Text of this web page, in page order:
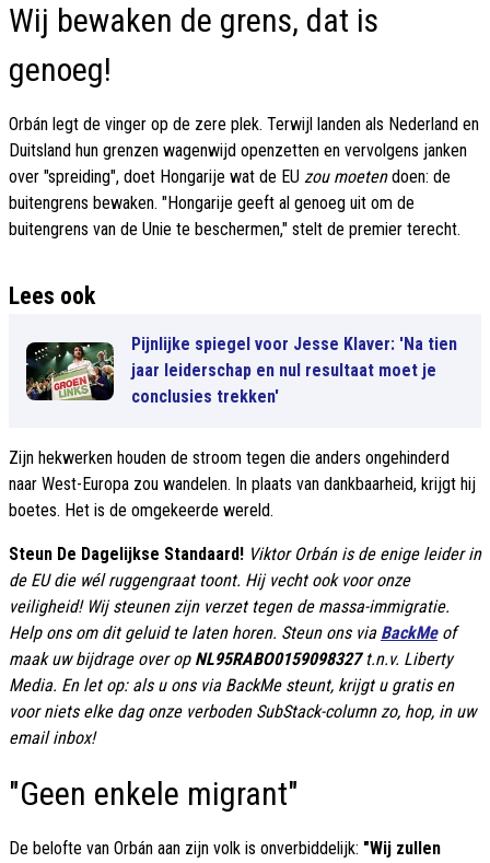
Wij bewaken de grens, dat is
genoeg!
Orbán legt de vinger op de zere plek. Terwijl landen als Nederland en
Duitsland hun grenzen wagenwijd openzetten en vervolgens janken
over "spreiding", doet Hongarije wat de EU zou moetendoen: de
buitengrens bewaken. "Hongarije geeft al genoeg uit om de
buitengrens van de Unie te beschermen," stelt de premier terecht.
Lees ook
Pijnlijke spiegel voor Jesse Klaver: 'Na tien
jaar leiderschap en nul resultaat moet je
conclusies trekken'
Zijn hekwerken houden de stroom tegen die anders ongehinderd
naar West-Europa zou wandelen. In plaats van dankbaarheid, krijgt hij
boetes. Het is de omgekeerde wereld.
Steun De Dagelijkse Standaard! Viktor Orbán is de enige leider in
de EU die wél ruggengraat toont. Hij vecht ook voor onze
veiligheid! Wij steunen zijn verzet tegen de massa-immigratie.
Help ons om dit geluid te laten horen. Steun ons via BackMeof
maak uw bijdrage over op NL95RABO0159098327t.n.v. Liberty
Media. En let op: als u ons via BackMe steunt, krijgt u gratis en
voor niets elke dag onze verboden SubStack-column zo, hop, in uw
email inbox!
"Geen enkele migrant"
De belofte van Orbán aan zijn volk is onverbiddelijk: "Wij zullen